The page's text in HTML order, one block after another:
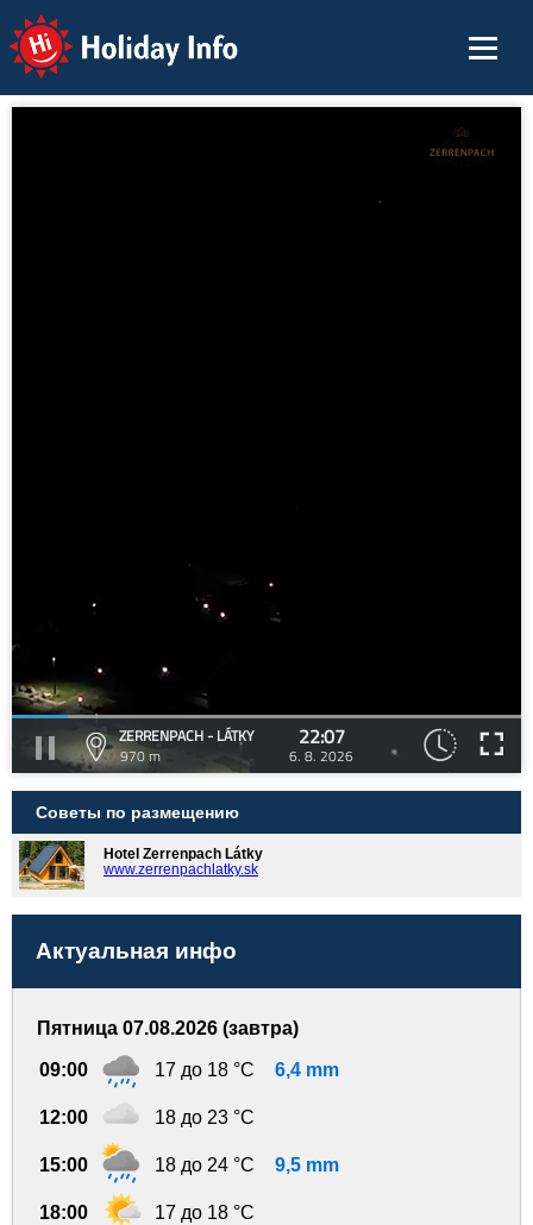
Holiday Info
ZERRENPACH - LÁTKY
970 m
22:07
6. 8. 2026
Советы по размещению
Hotel Zerrenpach Látky
www.zerrenpachlatky.sk
Актуальная инфо
Пятница 07.08.2026 (завтра)
09:00 17 до 18 °C 6,4 mm
12:00 18 до 23 °C
15:00 18 до 24 °C 9,5 mm
18:00 17 до 18 °C